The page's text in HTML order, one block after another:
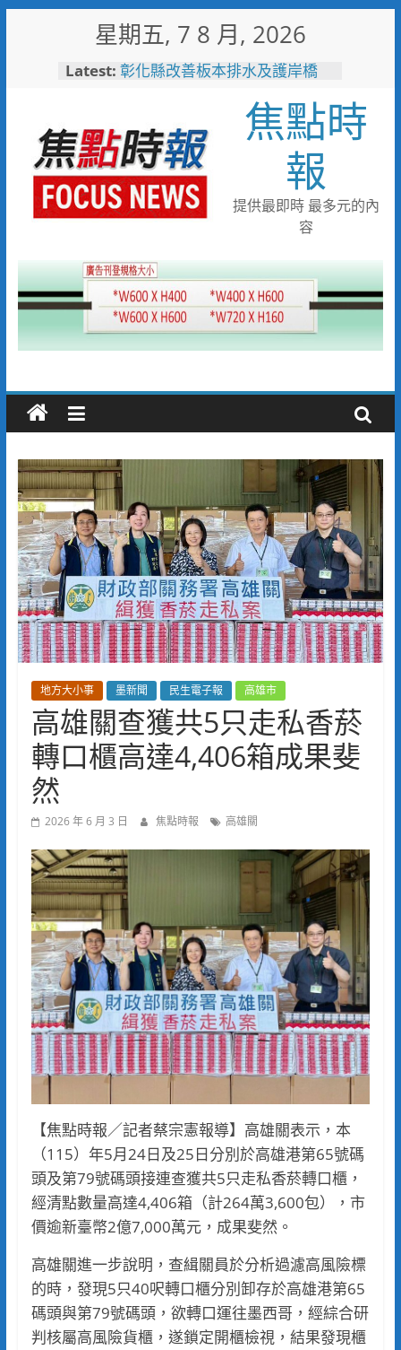
星期五, 7 8 月, 2026
Latest: 老人訪查作業啟動
梁 解決大村、秀水淹水問題
小米之家進駐高雄義享時尚廣
場 父親節開幕祭三重超狂優惠
少子化時代的地方解方！彰化市
未婚聯誼6年促成10對佳偶
彰化縣長參選人魏平政率議員團
隊攜手造勢 盼翻轉彰化打造新
焦點時
報
提供最即時 最多元的內
容
地方大小事 墨新聞 民生電子報 高雄市
高雄關查獲共5只走私香菸
轉口櫃高達4,406箱成果斐
然
2026 年 6 月 3 日 焦點時報 高雄關
【焦點時報／記者蔡宗憲報導】高雄關表示，本
（115）年5月24日及25日分別於高雄港第65號碼
頭及第79號碼頭接連查獲共5只走私香菸轉口櫃，
經清點數量高達4,406箱（計264萬3,600包），市
價逾新臺幣2億7,000萬元，成果斐然。
高雄關進一步說明，查緝關員於分析過濾高風險標
的時，發現5只40呎轉口櫃分別卸存於高雄港第65
碼頭與第79號碼頭，欲轉口運往墨西哥，經綜合研
判核屬高風險貨櫃，遂鎖定開櫃檢視，結果發現櫃